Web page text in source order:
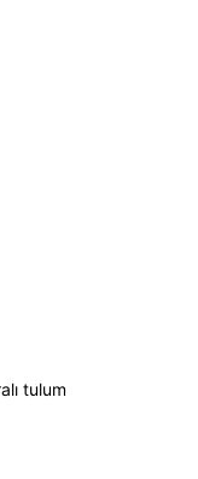
tulum